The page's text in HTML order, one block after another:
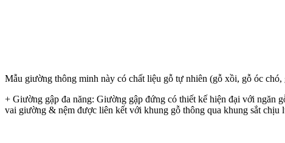
Mẫu giường thông minh này có chất liệu gỗ tự nhiên (gỗ xồi, gỗ óc
+ Giường gập đa năng: Giường gập đứng có thiết kế hiện đại với ngăn
vai giường & nệm được liên kết với khung gỗ thông qua khung sắt